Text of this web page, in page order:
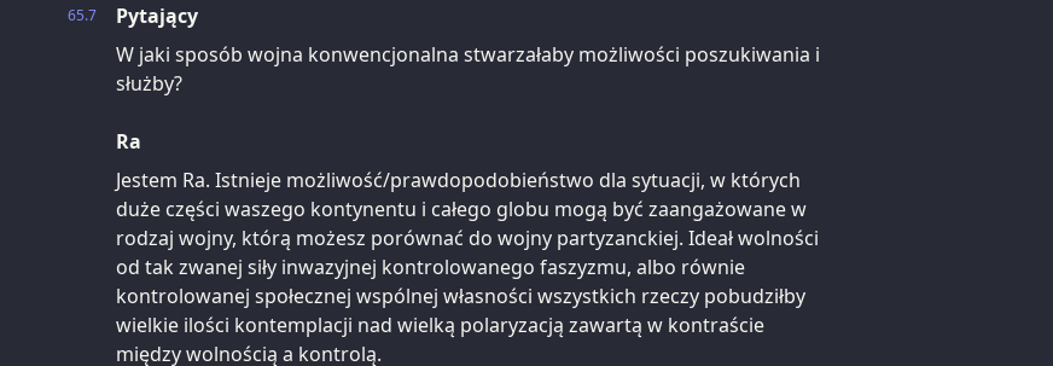
65.7
Pytający
W jaki sposób wojna konwencjonalna stwarzałaby możliwości poszukiwania i
służby?
Ra
Jestem Ra. Istnieje możliwość/prawdopodobieństwo dla sytuacji, w których
duże części waszego kontynentu i całego globu mogą być zaangażowane w
rodzaj wojny, którą możesz porównać do wojny partyzanckiej. Ideał wolności
od tak zwanej siły inwazyjnej kontrolowanego faszyzmu, albo równie
kontrolowanej społecznej wspólnej własności wszystkich rzeczy pobudziłby
wielkie ilości kontemplacji nad wielką polaryzacją zawartą w kontraście
między wolnością a kontrolą.